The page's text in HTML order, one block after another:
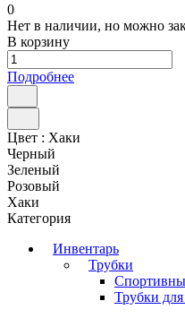
0
Нет в наличии, но можно
В корзину
Подробнее
Цвет : Хаки
Черный
Зеленый
Розовый
Хаки
Категория
Инвентарь
Трубки
Трубки